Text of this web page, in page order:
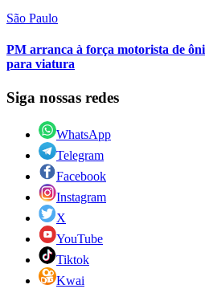
São Paulo
PM arranca à força motorista de
para viatura
Siga nossas redes
WhatsApp
Telegram
Facebook
Instagram
X
YouTube
Tiktok
Kwai